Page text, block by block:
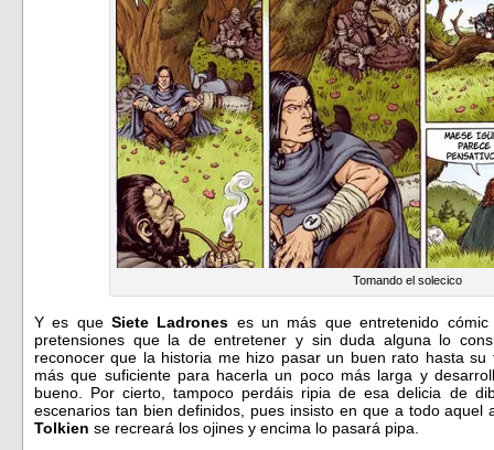
Tomando el solecico
Y es queSiete Ladrones es un más que entretenido
pretensiones que la de entretener y sin duda alguna lo
reconocer que la historia me hizo pasar un buen rato hasta
más que suficiente para hacerla un poco más larga y
bueno. Por cierto, tampoco perdáis ripia de esa delicia de
escenarios tan bien definidos, pues insisto en que a todo
Tolkien se recreará los ojines y encima lo pasará pipa.